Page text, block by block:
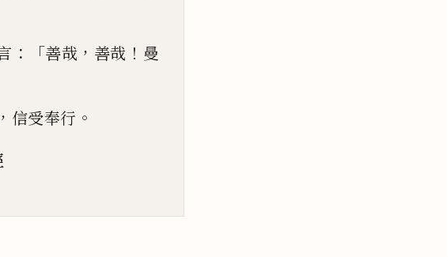
： 「善哉 ， 善哉 ！ 曼
， 信受奉行 。